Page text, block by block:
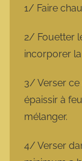
1/ Faire
2/ Fouetter
incorporer
3/ Verser ce
épaissir à
mélanger.
4/ Verser